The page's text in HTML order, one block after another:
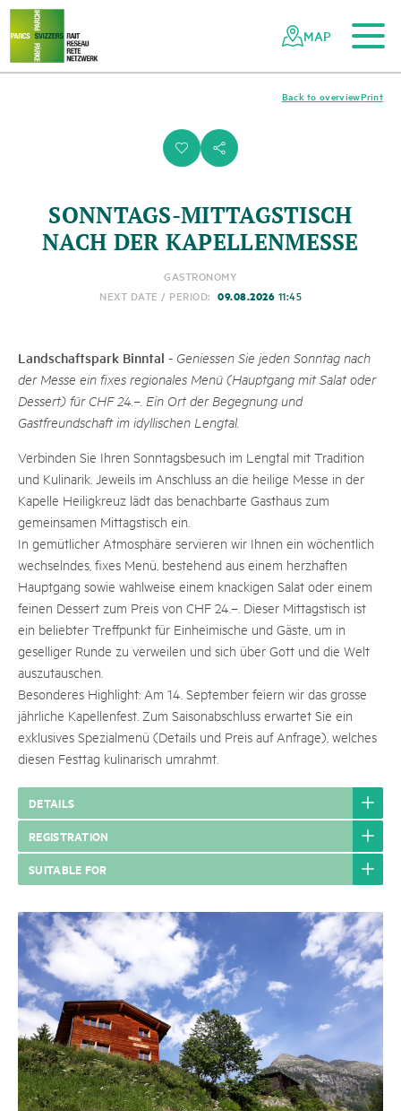
Navigating
the
Swiss
parks
Quick
navigation
To the main content
To the mobile navigation
To search
To the footer
To the sitemap
MAP
i s
Print
Back to overview
SONNTAGS-MITTAGSTISCH
NACH DER KAPELLENMESSE
GASTRONOMY
NEXT DATE / PERIOD: 09.08.2026 11:45
Landschaftspark Binntal - Geniessen Sie jeden Sonntag nach
der Messe ein fixes regionales Menü (Hauptgang mit Salat oder
Dessert) für CHF 24.–. Ein Ort der Begegnung und
Gastfreundschaft im idyllischen Lengtal.
Verbinden Sie Ihren Sonntagsbesuch im Lengtal mit Tradition
und Kulinarik. Jeweils im Anschluss an die heilige Messe in der
Kapelle Heiligkreuz lädt das benachbarte Gasthaus zum
gemeinsamen Mittagstisch ein.
In gemütlicher Atmosphäre servieren wir Ihnen ein wöchentlich
wechselndes, fixes Menü, bestehend aus einem herzhaften
Hauptgang sowie wahlweise einem knackigen Salat oder einem
feinen Dessert zum Preis von CHF 24.–. Dieser Mittagstisch ist
ein beliebter Treffpunkt für Einheimische und Gäste, um in
geselliger Runde zu verweilen und sich über Gott und die Welt
auszutauschen.
Besonderes Highlight: Am 14. September feiern wir das grosse
jährliche Kapellenfest. Zum Saisonabschluss erwartet Sie ein
exklusives Spezialmenü (Details und Preis auf Anfrage), welches
diesen Festtag kulinarisch umrahmt.
DETAILS
REGISTRATION
SUITABLE FOR